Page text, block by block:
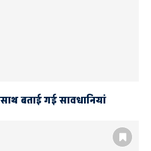
बताई गई सावधानियां